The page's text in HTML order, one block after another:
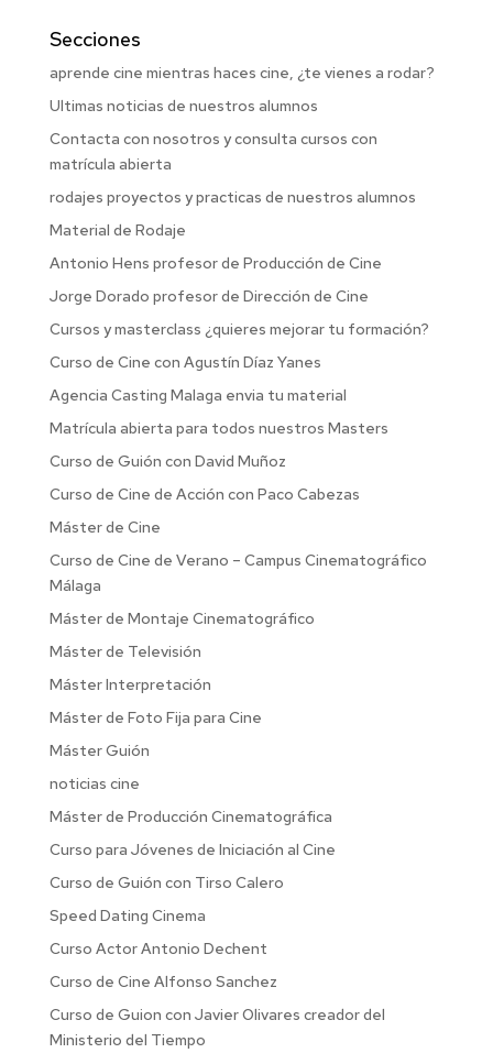
Secciones
aprende cine mientras haces cine, ¿te vienes a rodar?
Ultimas noticias de nuestros alumnos
Contacta con nosotros y consulta cursos con
matrícula abierta
rodajes proyectos y practicas de nuestros alumnos
Material de Rodaje
Antonio Hens profesor de Producción de Cine
Jorge Dorado profesor de Dirección de Cine
Cursos y masterclass ¿quieres mejorar tu formación?
Curso de Cine con Agustín Díaz Yanes
Agencia Casting Malaga envia tu material
Matrícula abierta para todos nuestros Masters
Curso de Guión con David Muñoz
Curso de Cine de Acción con Paco Cabezas
Máster de Cine
Curso de Cine de Verano – Campus Cinematográfico
Málaga
Máster de Montaje Cinematográfico
Máster de Televisión
Máster Interpretación
Máster de Foto Fija para Cine
Máster Guión
noticias cine
Máster de Producción Cinematográfica
Curso para Jóvenes de Iniciación al Cine
Curso de Guión con Tirso Calero
Speed Dating Cinema
Curso Actor Antonio Dechent
Curso de Cine Alfonso Sanchez
Curso de Guion con Javier Olivares creador del
Ministerio del Tiempo